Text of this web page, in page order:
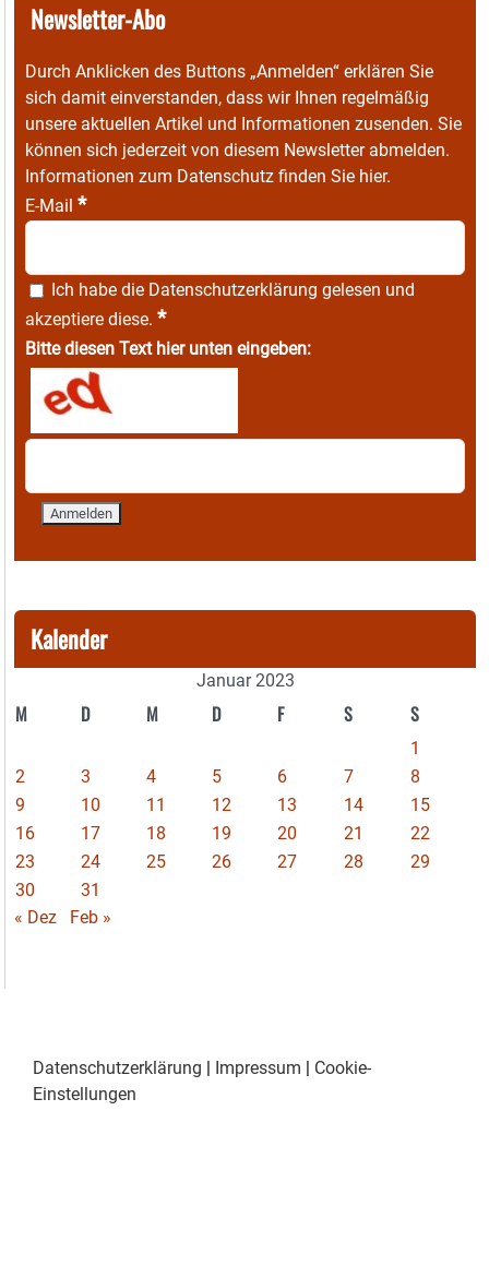
Newsletter-Abo
Durch Anklicken des Buttons „Anmelden“ erklären Sie
sich damit einverstanden, dass wir Ihnen regelmäßig
unsere aktuellen Artikel und Informationen zusenden. Sie
können sich jederzeit von diesem Newsletter abmelden.
Informationen zum Datenschutz finden Sie hier.
E-Mail *
Ich habe die Datenschutzerklärung gelesen und
akzeptiere diese. *
Bitte diesen Text hier unten eingeben:
Kalender
Januar 2023
M D M D F S S
1
2
3 4 5 6 7
8
9
10 11 12 13 14
15
16
17 18 19 20 21
22
23
24 25 26 27 28
29
30
31
« Dez
Feb »
Datenschutzerklärung | Impressum | Cookie-
Einstellungen